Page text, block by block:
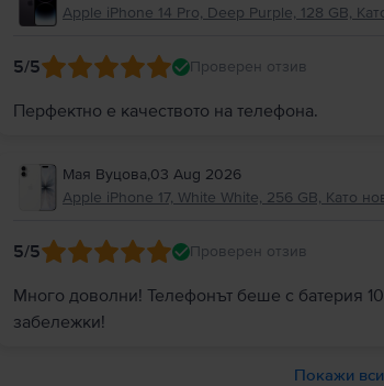
Apple iPhone 14 Pro, Deep Purple, 128 GB,
5/5 Проверен отзив
Перфектно е качеството на телефона.
Мая Вуцова,03 Aug 2026
Apple iPhone 17, White White, 256 GB, Като
5/5 Проверен отзив
Много доволни! Телефонът беше с батерия
забележки!
Покажи